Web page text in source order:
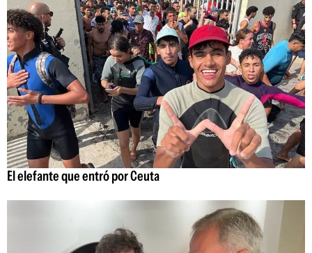
El elefante que entró por Ceuta